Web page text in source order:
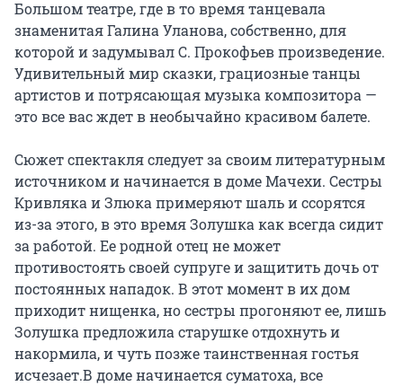
Большом театре, где в то время танцевала
знаменитая Галина Уланова, собственно, для
которой и задумывал С. Прокофьев произведение.
Удивительный мир сказки, грациозные танцы
артистов и потрясающая музыка композитора —
это все вас ждет в необычайно красивом балете.
Сюжет спектакля следует за своим литературным
источником и начинается в доме Мачехи. Сестры
Кривляка и Злюка примеряют шаль и ссорятся
из-за этого, в это время Золушка как всегда сидит
за работой. Ее родной отец не может
противостоять своей супруге и защитить дочь от
постоянных нападок. В этот момент в их дом
приходит нищенка, но сестры прогоняют ее, лишь
Золушка предложила старушке отдохнуть и
накормила, и чуть позже таинственная гостья
исчезает.В доме начинается суматоха, все